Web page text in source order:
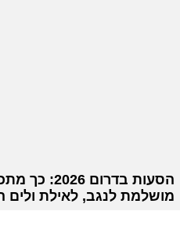
הסעות
מושלמת לנגב, לאילת ולים